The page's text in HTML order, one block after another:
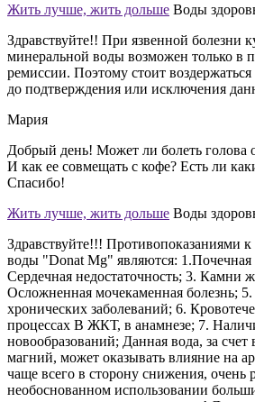
Жить лучше, жить дольше Воды
Здравствуйте!! При язвенной болезни
минеральной воды возможен только в
ремиссии. Поэтому стоит
до подтверждения или исключения
Мария
Добрый день! Может ли болеть голова
И как ее совмещать с кофе? Есть ли
Спасибо!
Жить лучше, жить дольше Воды
Здравствуйте!!! Противопоказаниями
воды "Donat Mg" являются: 1.Почечная
Сердечная недостаточность; 3. Камни
Осложненная мочекаменная болезнь;
хронических заболеваний; 6.
процессах В ЖКТ, в анамнезе; 7.
новообразований; Данная вода, за
магний, может оказывать влияние на
чаще всего в сторону снижения, очень
необоснованном использовании